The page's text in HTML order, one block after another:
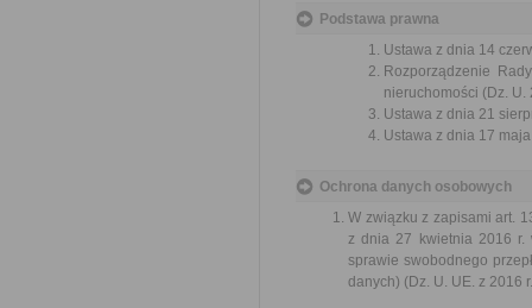
Podstawa prawna
Ustawa z dnia 14
Rozporządzenie
nieruchomości (Dz. U.
Ustawa z dnia 21
Ustawa z dnia 17
Ochrona danych osobowych
W związku z zapisami art.
z dnia 27 kwietnia 2016 r.
sprawie swobodnego
danych) (Dz. U. UE. z 2016